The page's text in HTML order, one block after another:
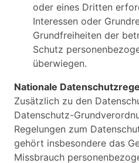
oder eines Dritten
Interessen oder
Grundfreiheiten der
Schutz
überwiegen.
Nationale
Zusätzlich zu den
Datenschutz-
Regelungen zum
gehört insbesondere das
Missbrauch